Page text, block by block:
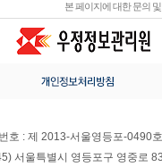
본 페이지에 대한 문의
호 : 제 2013-서울영등포-0490호
서울특별시 영등포구 영중로